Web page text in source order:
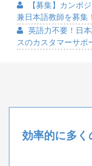
【募集】カンボ
兼日本語教師を募集！
英語力不要！日
スのカスタマーサポ
効率的に多く